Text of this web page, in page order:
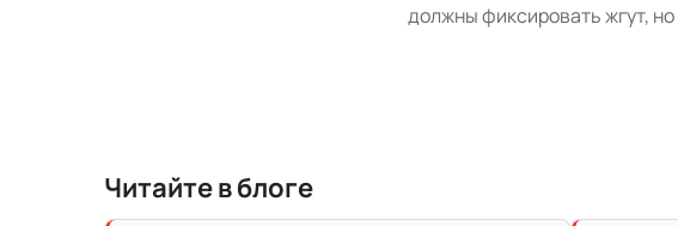
должны фиксировать жгут,
Читайте в блоге